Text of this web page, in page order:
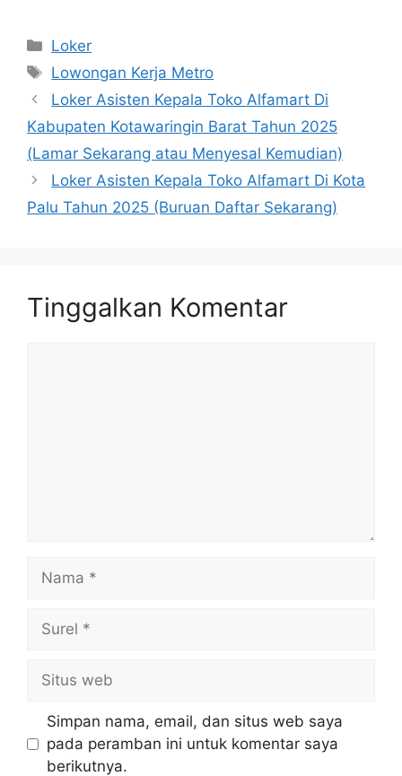
Kategori
Loker
Tag
Lowongan Kerja Metro
Loker Asisten Kepala Toko Alfamart Di
Kabupaten Kotawaringin Barat Tahun 2025
(Lamar Sekarang atau Menyesal Kemudian)
Loker Asisten Kepala Toko Alfamart Di Kota
Palu Tahun 2025 (Buruan Daftar Sekarang)
Tinggalkan Komentar
web
Simpan nama, email, dan situs web saya
pada peramban ini untuk komentar saya
berikutnya.